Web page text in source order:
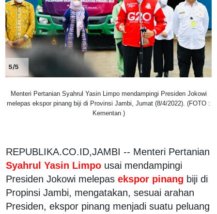
5/5
Menteri Pertanian Syahrul Yasin Limpo mendampingi Presiden Jokowi
melepas ekspor pinang biji di Provinsi Jambi, Jumat (8/4/2022). (FOTO :
Kementan )
REPUBLIKA.CO.ID,JAMBI -- Menteri Pertanian
Syahrul Yasin Limpo usai mendampingi
Presiden Jokowi melepas ekspor pinang biji di
Propinsi Jambi, mengatakan, sesuai arahan
Presiden, ekspor pinang menjadi suatu peluang